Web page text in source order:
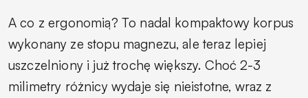
A co z ergonomią? To nadal kompaktowy korpus
wykonany ze stopu magnezu, ale teraz lepiej
uszczelniony i już trochę większy. Choć 2-3
milimetry różnicy wydaje się nieistotne, wraz z